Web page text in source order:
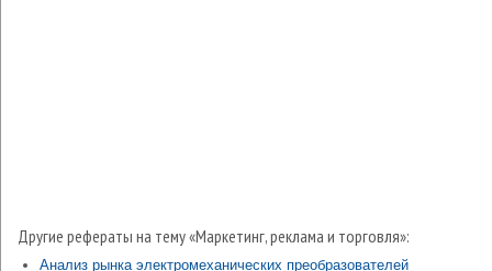
Другие рефераты на тему «Маркетинг, реклама и торговля»:
Анализ рынка электромеханических преобразователей